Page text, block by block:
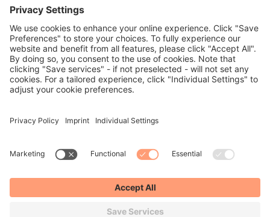
PREISE FÜR: DEUTSCHLAND SCHWEIZ
DATENSCHUTZ
AGB
VERTRAG WIDERRUFEN